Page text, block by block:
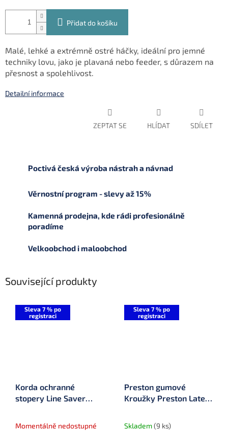
Přidat do košíku
Malé, lehké a extrémně ostré háčky, ideální pro jemné
techniky lovu, jako je plavaná nebo feeder, s důrazem na
přesnost a spolehlivost.
Detailní informace
ZEPTAT SE HLÍDAT SDÍLET
Poctivá česká výroba nástrah a návnad
Věrnostní program - slevy až 15%
Kamenná prodejna, kde rádi profesionálně
poradíme
Velkoobchod i maloobchod
Související produkty
Sleva 7 % po
registraci
Korda ochranné
stopery Line Saver
Momentálně nedostupné
Sleva 7 % po
registraci
Preston gumové
Kroužky Preston Latex
Skladem(9 ks)